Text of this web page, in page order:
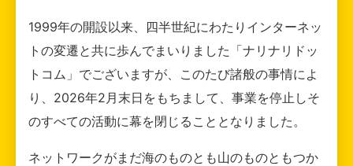
1999年の開設以来、四半世紀にわたりインターネッ
トの変遷と共に歩んでまいりました「ナリナリドッ
トコム」でございますが、このたび諸般の事情によ
り、2026年2月末日をもちまして、事業を停止しそ
のすべての活動に幕を閉じることとなりました。
ネットワークがまだ海のものとも山のものともつか